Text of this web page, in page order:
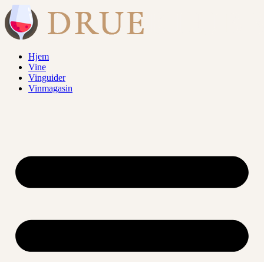
Videre
til
indhold
Hjem
Vine
Vinguider
Vinmagasin